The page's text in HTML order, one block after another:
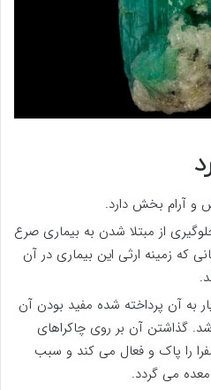
و آرام بخش دارد.
از مبتلا شدن به بیماری صرع
که زمینه ارثی این بیماری در آن
به آن پرداخته شده مفید بودن آن
گذاشتن آن بر روی چاکراهای
را پاک و فعال می کند و سبب
می گردد.